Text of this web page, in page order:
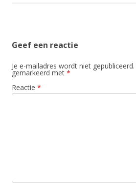
Geef een reactie
Je e-mailadres wordt niet gepubliceerd.
gemarkeerd met *
Reactie *